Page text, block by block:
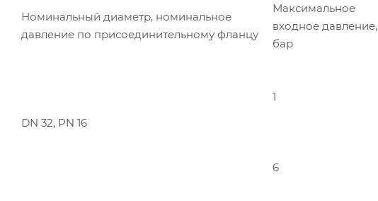
Номинальный диаметр, номинальное
давление по присоединительному фланцу
Максимальное
входное давление,
бар
DN 32, PN 16
1
6